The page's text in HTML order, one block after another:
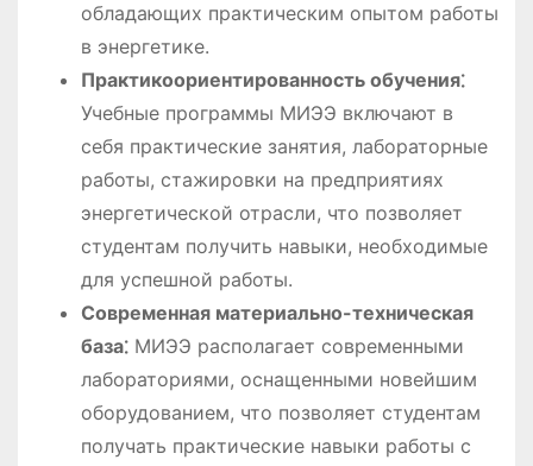
обладающих практическим опытом работы
в энергетике.
Практикоориентированность обучения⁚
Учебные программы МИЭЭ включают в
себя практические занятия, лабораторные
работы, стажировки на предприятиях
энергетической отрасли, что позволяет
студентам получить навыки, необходимые
для успешной работы.
Современная материально-техническая
база⁚МИЭЭ располагает современными
лабораториями, оснащенными новейшим
оборудованием, что позволяет студентам
получать практические навыки работы с